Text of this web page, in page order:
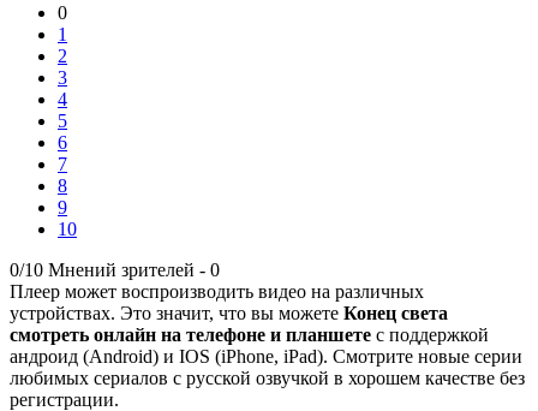
0
1
2
3
4
5
6
7
8
9
10
0/10 Мнений зрителей - 0
Плеер может воспроизводить видео на различных
устройствах. Это значит, что вы можете Конец света
смотреть онлайн на телефоне и планшете с поддержкой
андроид (Android) и IOS (iPhone, iPad). Смотрите новые серии
любимых сериалов с русской озвучкой в хорошем качестве без
регистрации.